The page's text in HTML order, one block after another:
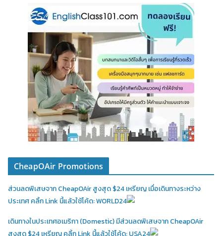
CheapOAir Promotions
ส่วนลดพิเสษจาก CheapOAir สูงสุด $24 เหรียญ เมื่อเดินทางระหว่าง
ประเทศ คลิ้ก Link นี้แล้วใช้โค้ด: WORLD24
เดินทางในประเทศอเมริกา (Domestic)มีส่วนลดพิเสษจาก CheapOAir
สูงสุด $24 เหรียญ คลิ้ก Link นี้แล้วใช้โค้ด: USA24